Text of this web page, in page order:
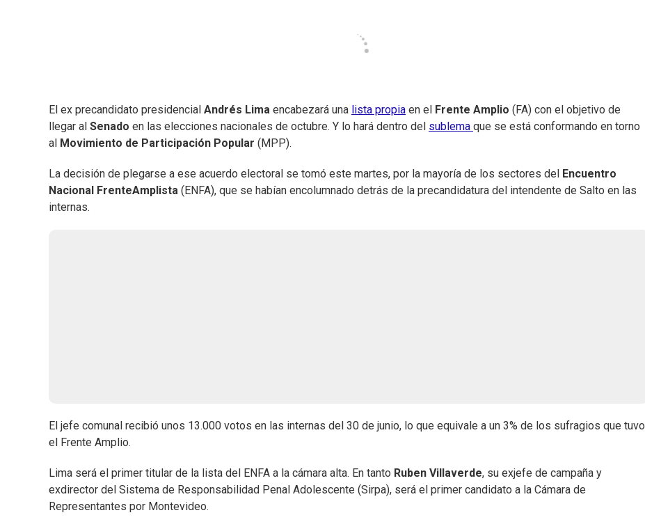
El ex precandidato presidencial Andrés Lima encabezará una lista propia en el Frente Amplio (FA) con el objetivo de
llegar al Senado en las elecciones nacionales de octubre. Y lo hará dentro del sublema que se está conformando en torno
al Movimiento de Participación Popular (MPP).
La decisión de plegarse a ese acuerdo electoral se tomó este martes, por la mayoría de los sectores del
Encuentro
Nacional FrenteAmplista (ENFA), que se habían encolumnado detrás de la precandidatura del intendente de Salto en las
internas.
El jefe comunal recibió unos 13.000 votos en las internas del 30 de junio, lo que equivale a un 3% de los sufragios que tuvo
el Frente Amplio.
Lima será el primer titular de la lista del ENFA a la cámara alta. En tanto Ruben Villaverde, su exjefe de campaña y
exdirector del Sistema de Responsabilidad Penal Adolescente (Sirpa), será el primer candidato a la Cámara de
Representantes por Montevideo.